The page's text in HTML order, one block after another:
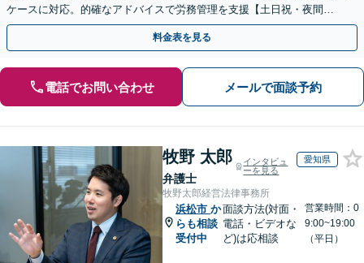
ケースに対応。的確なアドバイスで労務管理を支援【土日祝・夜間対
応】【オンライン面談可】【完全個室】
料金表を見る
電話でお問い合わせ メールで面談予約
牧野 太郎
弁護士
インタビュ
ーを見る
愛知県
牧野太郎経営法律事務所
浜松市 か
らも相談
受付中
面談方法(対面・
電話・ビデオな
ど)は応相談
営業時間：0
9:00~19:00
（平日）